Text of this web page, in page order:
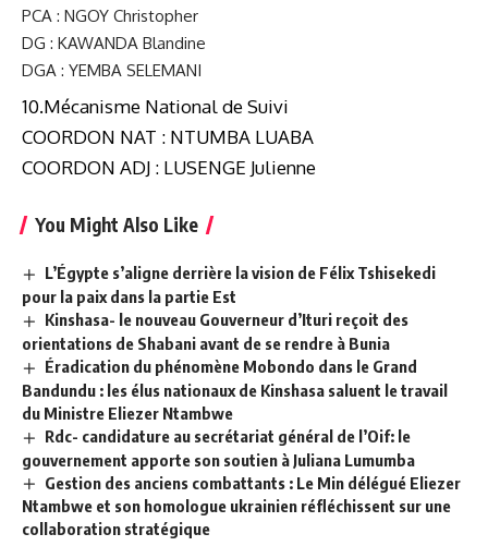
PCA : NGOY Christopher
DG : KAWANDA Blandine
DGA : YEMBA SELEMANI
10.Mécanisme National de Suivi
COORDON NAT : NTUMBA LUABA
COORDON ADJ : LUSENGE Julienne
You Might Also Like
L’Égypte s’aligne derrière la vision de Félix Tshisekedi
pour la paix dans la partie Est
Kinshasa- le nouveau Gouverneur d’Ituri reçoit des
orientations de Shabani avant de se rendre à Bunia
Éradication du phénomène Mobondo dans le Grand
Bandundu : les élus nationaux de Kinshasa saluent le travail
du Ministre Eliezer Ntambwe
Rdc- candidature au secrétariat général de l’Oif: le
gouvernement apporte son soutien à Juliana Lumumba
Gestion des anciens combattants : Le Min délégué Eliezer
Ntambwe et son homologue ukrainien réfléchissent sur une
collaboration stratégique